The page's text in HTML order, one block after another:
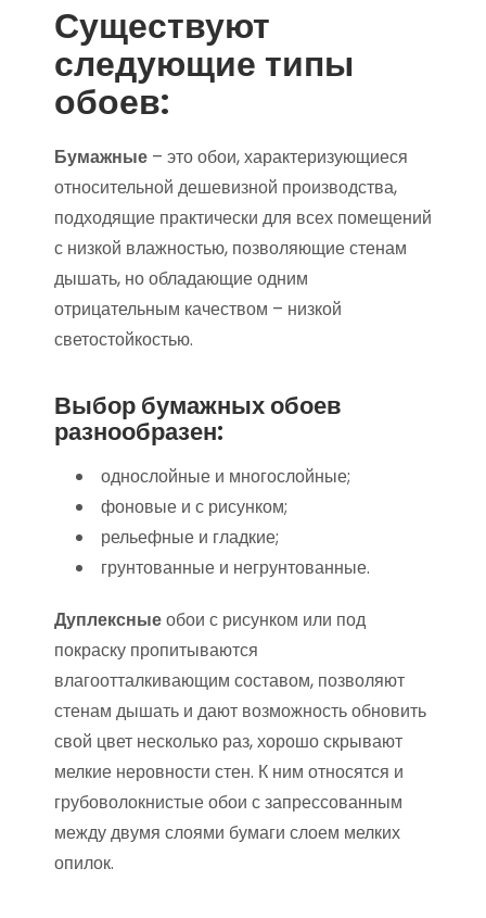
Существуют
следующие типы
обоев:
Бумажные – это обои, характеризующиеся
относительной дешевизной производства,
подходящие практически для всех помещений
с низкой влажностью, позволяющие стенам
дышать, но обладающие одним
отрицательным качеством – низкой
светостойкостью.
Выбор бумажных обоев
разнообразен:
однослойные и многослойные;
фоновые и с рисунком;
рельефные и гладкие;
грунтованные и негрунтованные.
Дуплексныеобои с рисунком или под
покраску пропитываются
влагоотталкивающим составом, позволяют
стенам дышать и дают возможность обновить
свой цвет несколько раз, хорошо скрывают
мелкие неровности стен. К ним относятся и
грубоволокнистые обои с запрессованным
между двумя слоями бумаги слоем мелких
опилок.